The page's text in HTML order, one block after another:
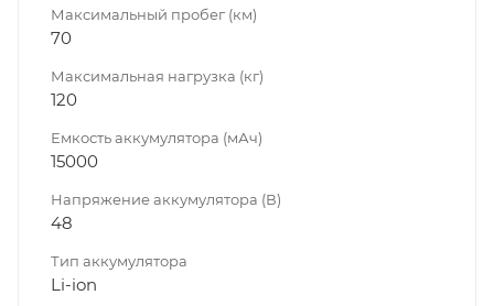
Максимальный пробег (км)
70
Максимальная нагрузка (кг)
120
Емкость аккумулятора (мАч)
15000
Напряжение аккумулятора (В)
48
Тип аккумулятора
Li-ion